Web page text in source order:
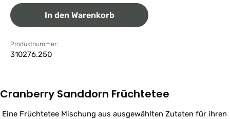
In den Warenkorb
Produktnummer:
310276.250
Cranberry Sanddorn Früchtetee
Eine Früchtetee Mischung aus ausgewählten Zutaten für ihren